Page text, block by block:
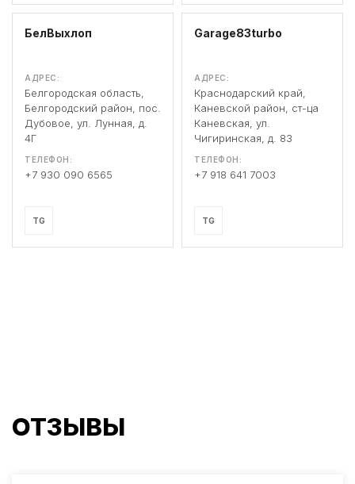
БелВыхлоп
АДРЕС:
Белгородская область,
Белгородский район, пос.
Дубовое, ул. Лунная, д.
4Г
ТЕЛЕФОН:
+7 930 090 6565
TG
Garage83turbo
АДРЕС:
Краснодарский край,
Каневской район, ст-ца
Каневская, ул.
Чигиринская, д. 83
ТЕЛЕФОН:
+7 918 641 7003
TG
ОТЗЫВЫ